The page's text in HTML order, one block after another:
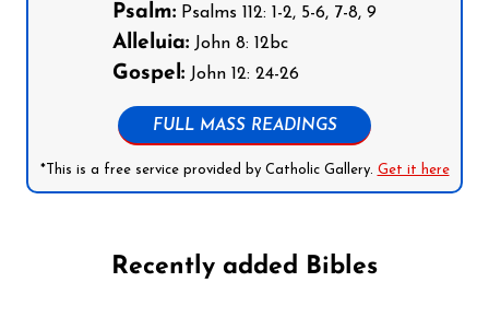
Psalm: Psalms 112: 1-2, 5-6, 7-8, 9
Alleluia: John 8: 12bc
Gospel: John 12: 24-26
FULL MASS READINGS
*This is a free service provided by Catholic Gallery. Get it here
Recently added Bibles